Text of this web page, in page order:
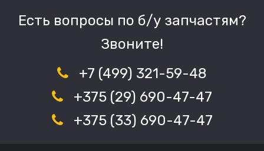
Есть вопросы по б/у запчастям?
Звоните!
+7 (499) 321-59-48
+375 (29) 690-47-47
+375 (33) 690-47-47